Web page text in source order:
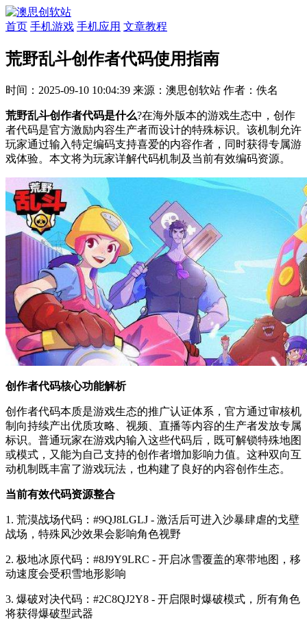
首页 手机游戏 手机应用 文章教程
荒野乱斗创作者代码使用指南
时间：2025-09-10 10:04:39 来源：澳思创软站 作者：佚名
荒野乱斗创作者代码是什么?在海外版本的游戏生态中，创作
者代码是官方激励内容生产者而设计的特殊标识。该机制允许
玩家通过输入特定编码支持喜爱的内容作者，同时获得专属游
戏体验。本文将为玩家详解代码机制及当前有效编码资源。
创作者代码核心功能解析
创作者代码本质是游戏生态的推广认证体系，官方通过审核机
制向持续产出优质攻略、视频、直播等内容的生产者发放专属
标识。普通玩家在游戏内输入这些代码后，既可解锁特殊地图
或模式，又能为自己支持的创作者增加影响力值。这种双向互
动机制既丰富了游戏玩法，也构建了良好的内容创作生态。
当前有效代码资源整合
1. 荒漠战场代码：#9QJ8LGLJ - 激活后可进入沙暴肆虐的戈壁
战场，特殊风沙效果会影响角色视野
2. 极地冰原代码：#8J9Y9LRC - 开启冰雪覆盖的寒带地图，移
动速度会受积雪地形影响
3. 爆破对决代码：#2C8QJ2Y8 - 开启限时爆破模式，所有角色
将获得爆破型武器